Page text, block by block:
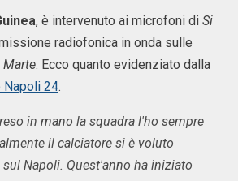
, è intervenuto ai microfoni di Si
radiofonica in onda sulle
Marte. Ecco quanto evidenziato dalla
Napoli 24.
in mano la squadra l'ho sempre
il calciatore si è voluto
Napoli. Quest'anno ha iniziato